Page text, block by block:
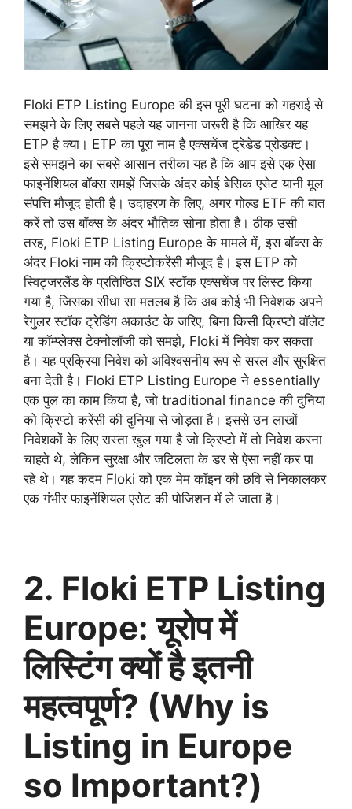
Floki ETP Listing Europe की इस पूरी घटना को गहराई से
समझने के लिए सबसे पहले यह जानना जरूरी है कि आखिर यह
ETP है क्या। ETP का पूरा नाम है एक्सचेंज ट्रेडेड प्रोडक्ट।
इसे समझने का सबसे आसान तरीका यह है कि आप इसे एक ऐसा
फाइनेंशियल बॉक्स समझें जिसके अंदर कोई बेसिक एसेट यानी मूल
संपत्ति मौजूद होती है। उदाहरण के लिए, अगर गोल्ड ETF की बात
करें तो उस बॉक्स के अंदर भौतिक सोना होता है। ठीक उसी
तरह, Floki ETP Listing Europe के मामले में, इस बॉक्स के
अंदर Floki नाम की क्रिप्टोकरेंसी मौजूद है। इस ETP को
स्विट्जरलैंड के प्रतिष्ठित SIX स्टॉक एक्सचेंज पर लिस्ट किया
गया है, जिसका सीधा सा मतलब है कि अब कोई भी निवेशक अपने
रेगुलर स्टॉक ट्रेडिंग अकाउंट के जरिए, बिना किसी क्रिप्टो वॉलेट
या कॉम्प्लेक्स टेक्नोलॉजी को समझे, Floki में निवेश कर सकता
है। यह प्रक्रिया निवेश को अविश्वसनीय रूप से सरल और सुरक्षित
बना देती है। Floki ETP Listing Europe ने essentially
एक पुल का काम किया है, जो traditional finance की दुनिया
को क्रिप्टो करेंसी की दुनिया से जोड़ता है। इससे उन लाखों
निवेशकों के लिए रास्ता खुल गया है जो क्रिप्टो में तो निवेश करना
चाहते थे, लेकिन सुरक्षा और जटिलता के डर से ऐसा नहीं कर पा
रहे थे। यह कदम Floki को एक मेम कॉइन की छवि से निकालकर
एक गंभीर फाइनेंशियल एसेट की पोजिशन में ले जाता है।
2. Floki ETP Listing
Europe: यूरोप में
लिस्टिंग क्यों है इतनी
महत्वपूर्ण? (Why is
Listing in Europe
so Important?)